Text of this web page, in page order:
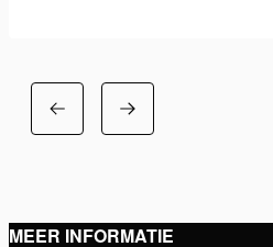
Passend op: A 118, A 134N
Zie details
MEER INFORMATIE